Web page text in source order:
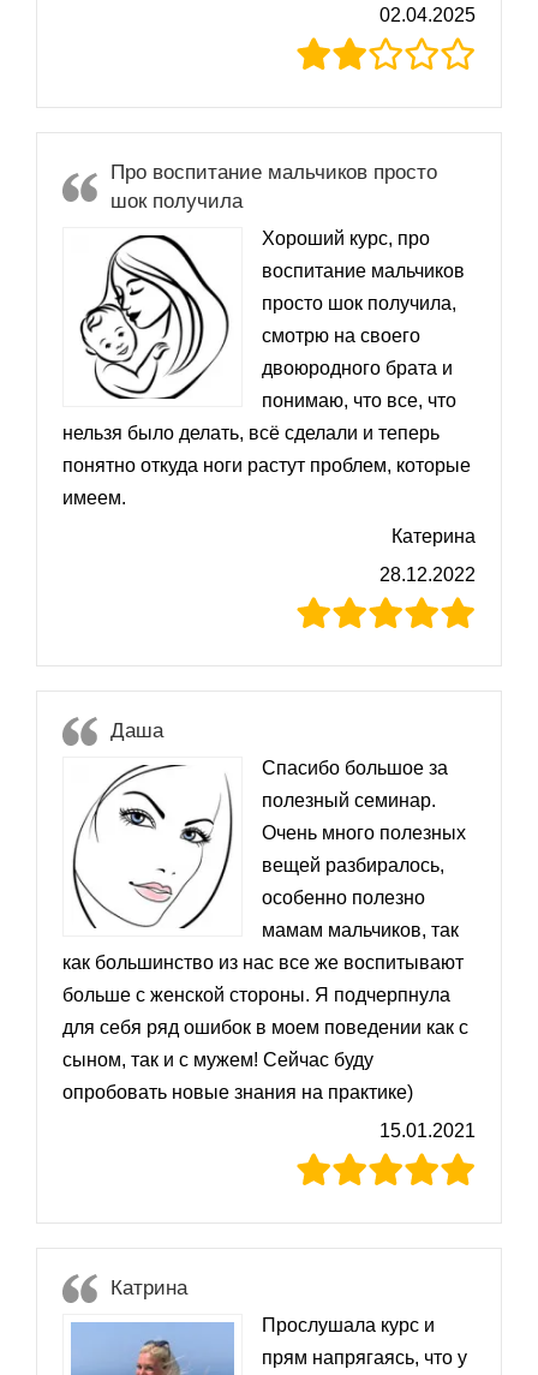
02.04.2025
Про воспитание мальчиков просто
шок получила
Хороший курс, про
воспитание мальчиков
просто шок получила,
смотрю на своего
двоюродного брата и
понимаю, что все, что
нельзя было делать, всё сделали и теперь
понятно откуда ноги растут проблем, которые
имеем.
Катерина
28.12.2022
Даша
Спасибо большое за
полезный семинар.
Очень много полезных
вещей разбиралось,
особенно полезно
мамам мальчиков, так
как большинство из нас все же воспитывают
больше с женской стороны. Я подчерпнула
для себя ряд ошибок в моем поведении как с
сыном, так и с мужем! Сейчас буду
опробовать новые знания на практике)
15.01.2021
Катрина
Прослушала курс и
прям напрягаясь, что у